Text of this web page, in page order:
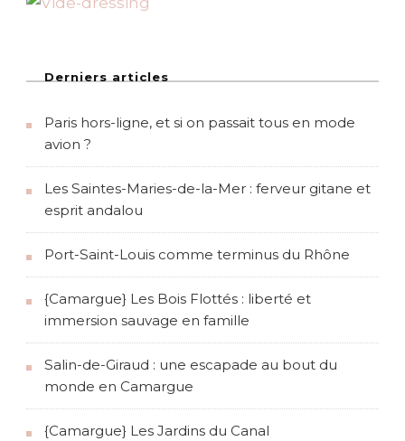
Derniers articles
Paris hors-ligne, et si on passait tous en mode
avion ?
Les Saintes-Maries-de-la-Mer : ferveur gitane et
esprit andalou
Port-Saint-Louis comme terminus du Rhône
{Camargue} Les Bois Flottés : liberté et
immersion sauvage en famille
Salin-de-Giraud : une escapade au bout du
monde en Camargue
{Camargue} Les Jardins du Canal